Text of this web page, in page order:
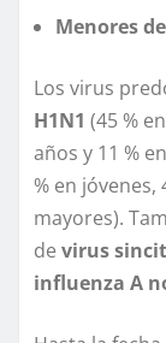
Menores
Los virus
H1N1 (45 %
años y 11 %
% en jóvenes,
mayores).
de virus
influenza A